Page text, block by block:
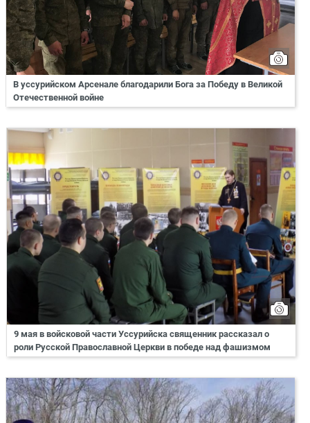
В уссурийском Арсенале благодарили Бога за Победу в Великой
Отечественной войне
9 мая в войсковой части Уссурийска священник рассказал о
роли Русской Православной Церкви в победе над фашизмом